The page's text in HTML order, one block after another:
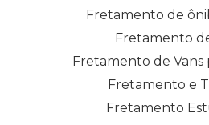
Fretamento de
Fretamento
Fretamento de Vans
Fretamento e
Fretamento